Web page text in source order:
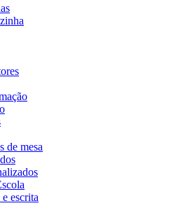
de mesa
escrita